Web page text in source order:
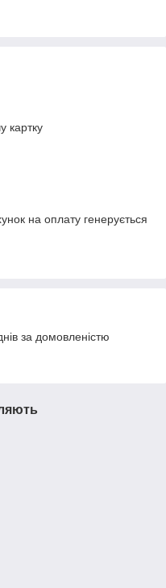
картку
на оплату генерується
за домовленістю